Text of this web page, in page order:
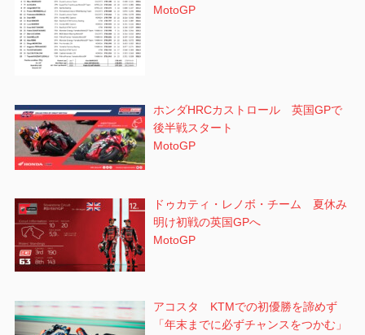
MotoGP
ホンダHRCカストロール 英国GPで
後半戦スタート
MotoGP
ドゥカティ・レノボ・チーム 夏休み
明け初戦の英国GPへ
MotoGP
アコスタ KTMでの初優勝を諦めず
「年末までに必ずチャンスをつかむ」